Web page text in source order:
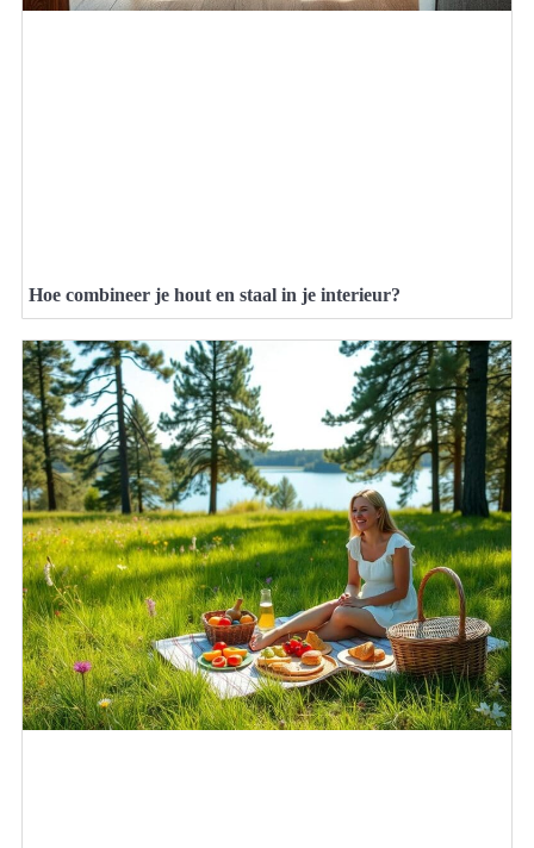
Hoe combineer je hout en staal in je interieur?